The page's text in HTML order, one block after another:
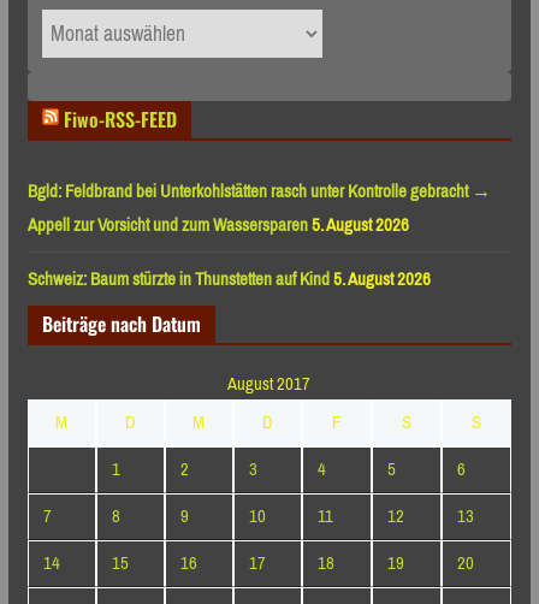
Archiv
nach
Fiwo-RSS-FEED
Bgld: Feldbrand bei Unterkohlstätten rasch unter Kontrolle gebracht →
Appell zur Vorsicht und zum Wassersparen5. August 2026
Schweiz: Baum stürzte in Thunstetten auf Kind5. August 2026
Beiträge nach Datum
August 2017
M
D M D F S
S
1
2 3 4 5
6
7
8 9 10 11 12
13
14
15 16 17 18 19
20